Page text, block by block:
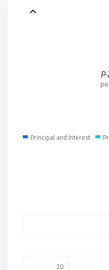
Principal and Interest